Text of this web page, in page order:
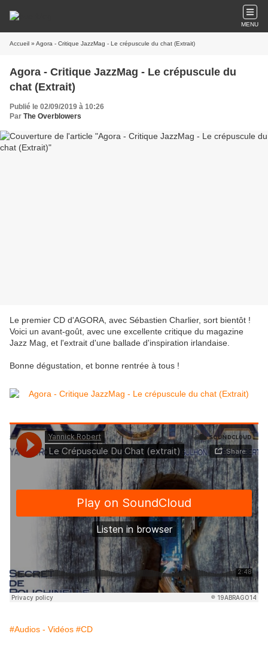
MENU
Accueil » Agora - Critique JazzMag - Le crépuscule du chat (Extrait)
Agora - Critique JazzMag - Le crépuscule du
chat (Extrait)
Publié le 02/09/2019 à 10:26
Par The Overblowers
Le premier CD d'AGORA, avec Sébastien Charlier, sort bientôt !
Voici un avant-goût, avec une excellente critique du magazine
Jazz Mag, et l'extrait d'une ballade d'inspiration irlandaise.
Bonne dégustation, et bonne rentrée à tous !
#Audios - Vidéos #CD